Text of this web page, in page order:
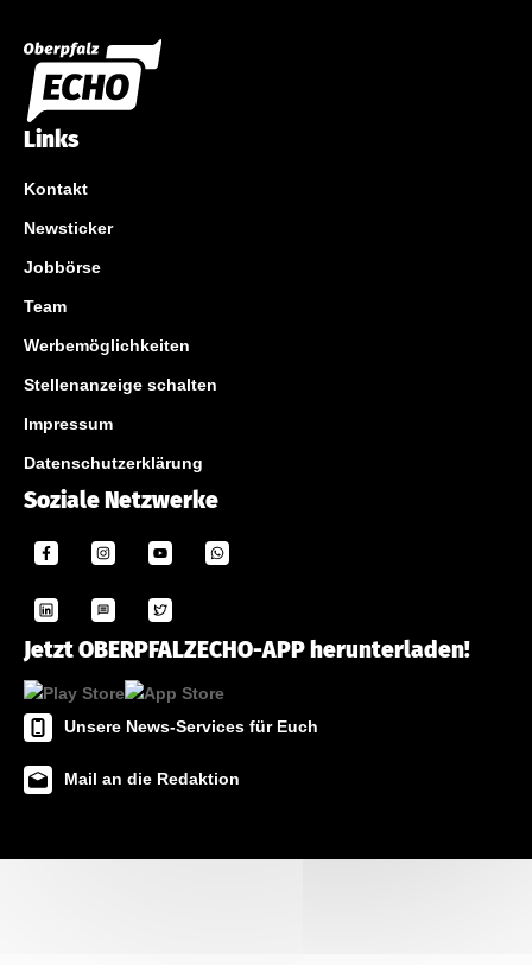
Links
Kontakt
Newsticker
Jobbörse
Team
Werbemöglichkeiten
Stellenanzeige schalten
Impressum
Datenschutzerklärung
Soziale Netzwerke
Jetzt OBERPFALZECHO-APP herunterladen!
Unsere News-Services für Euch
Mail an die Redaktion